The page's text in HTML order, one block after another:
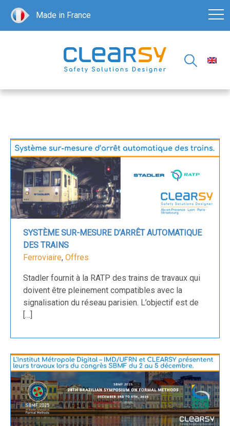
Made in France
SYSTÈME SUR-MESURE D’ARRÊT AUTOMATIQUE
DES TRAINS
Ferroviaire, Offres
Stadler fournit à la RATP des trains de travaux qui
doivent être pleinement compatibles avec la
signalisation du réseau parisien. L’objectif est de
[…]